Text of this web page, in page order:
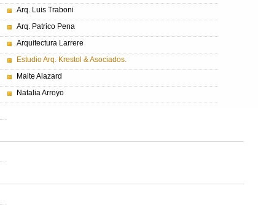
Arq. Luis Traboni
Arq. Patrico Pena
Arquitectura Larrere
Estudio Arq. Krestol & Asociados.
Maite Alazard
Natalia Arroyo